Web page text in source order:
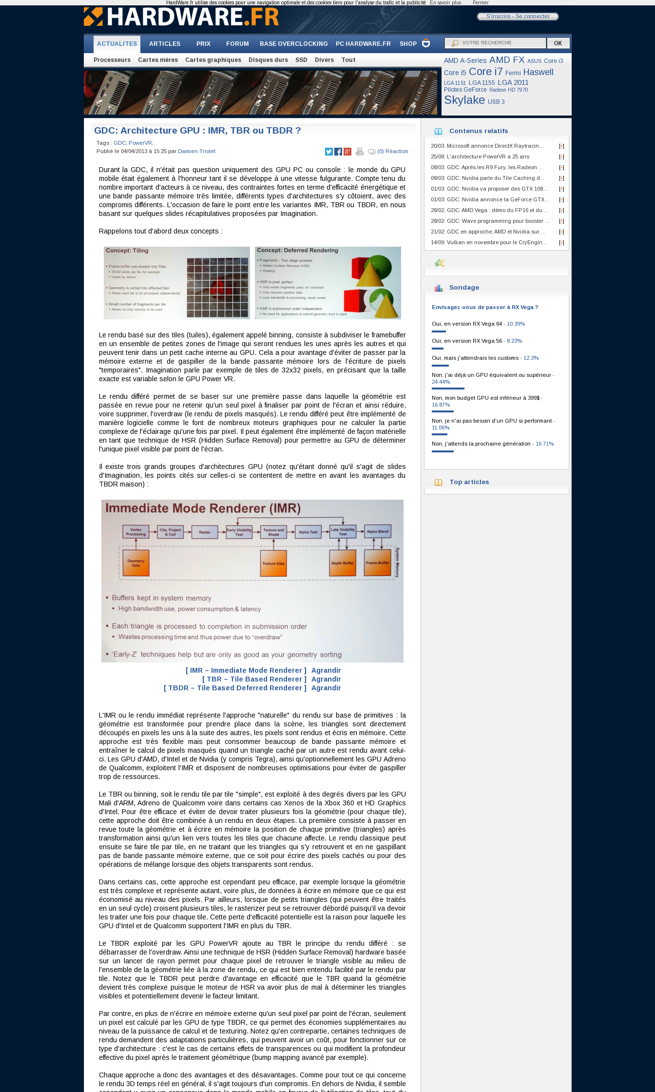
S'inscrire- Se connecter
ACTUALITES ARTICLES PRIX FORUM BASE OVERCLOCKING PC HARDWARE.FR SHOP
Processeurs Cartes mères Cartes graphiques Disques durs SSD Divers Tout AMD A-Series AMD FX ASUS Core i3
Core i5 Core i7 Fermi Haswell
LGA 1151 LGA 1155 LGA 2011
Pilotes GeForce Radeon HD 7970
Skylake USB 3
GDC: Architecture GPU : IMR, TBR ou TBDR ?
Tags : GDC; PowerVR;
Publié le 04/04/2013 à 15:25 par Damien Triolet (0) Réaction
Durant la GDC, il n'était pas question uniquement des GPU PC ou console : le monde du GPU
mobile était également à l'honneur tant il se développe à une vitesse fulgurante. Compte tenu du
nombre important d'acteurs à ce niveau, des contraintes fortes en terme d'efficacité énergétique et
une bande passante mémoire très limitée, différents types d'architectures s'y côtoient, avec des
compromis différents. L'occasion de faire le point entre les variantes IMR, TBR ou TBDR, en nous
basant sur quelques slides récapitulatives proposées par Imagination.
Rappelons tout d'abord deux concepts :
Le rendu basé sur des tiles (tuiles), également appelé binning, consiste à subdiviser le framebuffer
en un ensemble de petites zones de l'image qui seront rendues les unes après les autres et qui
peuvent tenir dans un petit cache interne au GPU. Cela a pour avantage d'éviter de passer par la
mémoire externe et de gaspiller de la bande passante mémoire lors de l'écriture de pixels
"temporaires". Imagination parle par exemple de tiles de 32x32 pixels, en précisant que la taille
exacte est variable selon le GPU Power VR.
Le rendu différé permet de se baser sur une première passe dans laquelle la géométrie est
passée en revue pour ne retenir qu'un seul pixel à finaliser par point de l'écran et ainsi réduire,
voire supprimer, l'overdraw (le rendu de pixels masqués). Le rendu différé peut être implémenté de
manière logicielle comme le font de nombreux moteurs graphiques pour ne calculer la partie
complexe de l'éclairage qu'une fois par pixel. Il peut également être implémenté de façon matérielle
en tant que technique de HSR (Hidden Surface Removal) pour permettre au GPU de déterminer
l'unique pixel visible par point de l'écran.
Il existe trois grands groupes d'architectures GPU (notez qu'étant donné qu'il s'agit de slides
d'Imagination, les points cités sur celles-ci se contentent de mettre en avant les avantages du
TBDR maison) :
[ IMR – Immediate Mode Renderer ]
[ TBR – Tile Based Renderer ]
[ TBDR – Tile Based Deferred Renderer ]
Agrandir
Agrandir
Agrandir
L'IMR ou le rendu immédiat représente l'approche "naturelle" du rendu sur base de primitives : la
géométrie est transformée pour prendre place dans la scène, les triangles sont directement
découpés en pixels les uns à la suite des autres, les pixels sont rendus et écris en mémoire. Cette
approche est très flexible mais peut consommer beaucoup de bande passante mémoire et
entraîner le calcul de pixels masqués quand un triangle caché par un autre est rendu avant celui-
ci. Les GPU d'AMD, d'Intel et de Nvidia (y compris Tegra), ainsi qu'optionnellement les GPU Adreno
de Qualcomm, exploitent l'IMR et disposent de nombreuses optimisations pour éviter de gaspiller
trop de ressources.
Le TBR ou binning, soit le rendu tile par tile "simple", est exploité à des degrés divers par les GPU
Mali d'ARM, Adreno de Qualcomm voire dans certains cas Xenos de la Xbox 360 et HD Graphics
d'Intel. Pour être efficace et éviter de devoir traiter plusieurs fois la géométrie (pour chaque tile),
cette approche doit être combinée à un rendu en deux étapes. La première consiste à passer en
revue toute la géométrie et à écrire en mémoire la position de chaque primitive (triangles) après
transformation ainsi qu'un lien vers toutes les tiles que chacune affecte. Le rendu classique peut
ensuite se faire tile par tile, en ne traitant que les triangles qui s'y retrouvent et en ne gaspillant
pas de bande passante mémoire externe, que ce soit pour écrire des pixels cachés ou pour des
opérations de mélange lorsque des objets transparents sont rendus.
Dans certains cas, cette approche est cependant peu efficace, par exemple lorsque la géométrie
est très complexe et représente autant, voire plus, de données à écrire en mémoire que ce qui est
économisé au niveau des pixels. Par ailleurs, lorsque de petits triangles (qui peuvent être traités
en un seul cycle) croisent plusieurs tiles, le rasterizer peut se retrouver débordé puisqu'il va devoir
les traiter une fois pour chaque tile. Cette perte d'efficacité potentielle est la raison pour laquelle les
GPU d'Intel et de Qualcomm supportent l'IMR en plus du TBR.
Le TBDR exploité par les GPU PowerVR ajoute au TBR le principe du rendu différé : se
débarrasser de l'overdraw. Ainsi une technique de HSR (Hidden Surface Removal) hardware basée
sur un lancer de rayon permet pour chaque pixel de retrouver le triangle visible au milieu de
l'ensemble de la géométrie liée à la zone de rendu, ce qui est bien entendu facilité par le rendu par
tile. Notez que le TBDR peut perdre d'avantage en efficacité que le TBR quand la géométrie
devient très complexe puisque le moteur de HSR va avoir plus de mal à déterminer les triangles
visibles et potentiellement devenir le facteur limitant.
Par contre, en plus de n'écrire en mémoire externe qu'un seul pixel par point de l'écran, seulement
un pixel est calculé par les GPU de type TBDR, ce qui permet des économies supplémentaires au
niveau de la puissance de calcul et de texturing. Notez qu'en contrepartie, certaines techniques de
rendu demandent des adaptations particulières, qui peuvent avoir un coût, pour fonctionner sur ce
type d'architecture : c'est le cas de certains effets de transparences ou qui modifient la profondeur
effective du pixel après le traitement géométrique (bump mapping avancé par exemple).
Chaque approche a donc des avantages et des désavantages. Comme pour tout ce qui concerne
le rendu 3D temps réel en général, il s'agit toujours d'un compromis. En dehors de Nvidia, il semble
Contenus relatifs
[+]
20/03: Microsoft annonce DirectX Raytracin...
[+]
25/08: L'architecture PowerVR a 25 ans
[+]
08/03: GDC: Après les R9 Fury, les Radeon ...
[+]
08/03: GDC: Nvidia parle du Tile Caching d...
[+]
01/03: GDC: Nvidia va proposer des GTX 108...
[+]
01/03: GDC: Nvidia annonce la GeForce GTX ...
[+]
28/02: GDC: AMD Vega : démo du FP16 et du ...
[+]
28/02: GDC: Wave programming pour booster ...
[+]
21/02: GDC en approche, AMD et Nvidia sur ...
[+]
14/09: Vulkan en novembre pour le CryEngin...
Sondage
Envisagez-vous de passer à RX Vega ?
Oui, en version RX Vega 64 - 10.39%
Oui, en version RX Vega 56 - 8.23%
Oui, mais j'attendrais les customs - 12.3%
Non, j'ai déjà un GPU équivalent ou supérieur -
24.44%
Non, mon budget GPU est inférieur à 399$ -
16.87%
Non, je n'ai pas besoin d'un GPU si performant -
11.06%
Non, j'attends la prochaine génération - 16.71%
Top articles
HardWare.fr utilise des cookies pour une navigation optimale et des cookies tiers pour l'analyse du trafic et la publicité En savoir plus Fermer